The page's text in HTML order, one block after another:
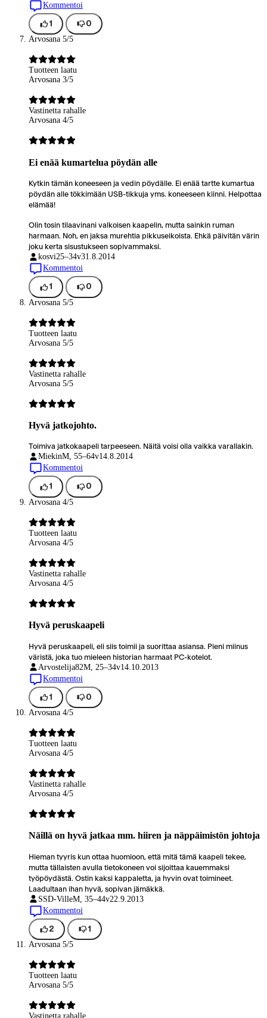
Kommentoi
1 0
Arvosana 5/5
Tuotteen laatu
Arvosana 3/5
Vastinetta rahalle
Arvosana 4/5
Ei enää kumartelua pöydän alle
Kytkin tämän koneeseen ja vedin pöydälle. Ei enää tartte kumartua
pöydän alle tökkimään USB-tikkuja yms. koneeseen kiinni. Helpottaa
elämää!
Olin tosin tilaavinani valkoisen kaapelin, mutta sainkin ruman
harmaan. Noh, en jaksa murehtia pikkuseikoista. Ehkä päivitän värin
joku kerta sisustukseen sopivammaksi.
kosvi25–34v31.8.2014
Kommentoi
1 0
Arvosana 5/5
Tuotteen laatu
Arvosana 5/5
Vastinetta rahalle
Arvosana 5/5
Hyvä jatkojohto.
Toimiva jatkokaapeli tarpeeseen. Näitä voisi olla vaikka varallakin.
MiekinM, 55–64v14.8.2014
Kommentoi
1 0
Arvosana 4/5
Tuotteen laatu
Arvosana 4/5
Vastinetta rahalle
Arvosana 4/5
Hyvä peruskaapeli
Hyvä peruskaapeli, eli siis toimii ja suorittaa asiansa. Pieni miinus
väristä, joka tuo mieleen historian harmaat PC-kotelot.
Arvostelija82M, 25–34v14.10.2013
Kommentoi
1 0
Arvosana 4/5
Tuotteen laatu
Arvosana 4/5
Vastinetta rahalle
Arvosana 4/5
Näillä on hyvä jatkaa mm. hiiren ja näppäimistön johtoja
Hieman tyyris kun ottaa huomioon, että mitä tämä kaapeli tekee,
mutta tällaisten avulla tietokoneen voi sijoittaa kauemmaksi
työpöydästä. Ostin kaksi kappaletta, ja hyvin ovat toimineet.
Laadultaan ihan hyvä, sopivan jämäkkä.
SSD-VilleM, 35–44v22.9.2013
Kommentoi
2 1
Arvosana 5/5
Tuotteen laatu
Arvosana 5/5
Vastinetta rahalle